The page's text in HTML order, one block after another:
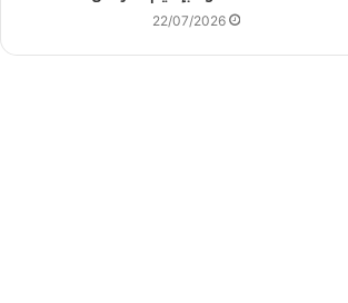
22/07/2026